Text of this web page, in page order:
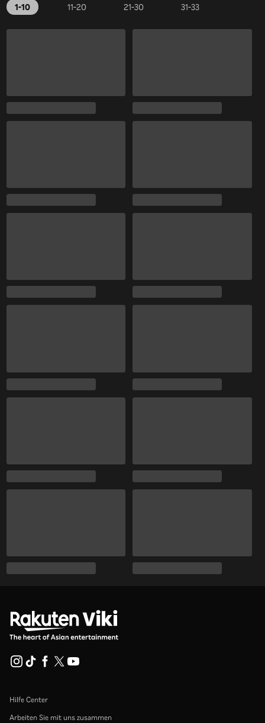
1-10 11-20 21-30 31-33
Hilfe Center
Arbeiten Sie mit uns zusammen